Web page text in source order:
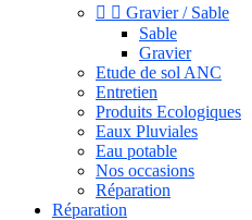
  Gravier / Sable
Sable
Gravier
Etude de sol ANC
Entretien
Produits Ecologiques
Eaux Pluviales
Eau potable
Nos occasions
Réparation
Réparation